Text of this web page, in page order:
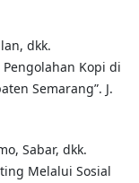
dkk.
Kopi di
Semarang”. J.
Sabar, dkk.
Melalui Sosial